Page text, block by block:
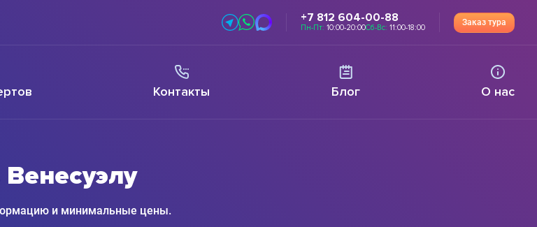
+7 812 604-00-88
Пн-Пт: 10:00-20:00Сб-Вс: 11:00-18:00
Заказ тура
Контакты Блог О нас
и минимальные цены.